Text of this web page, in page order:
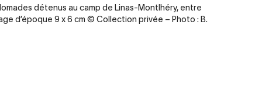
détenus au camp de Linas-Montlhéry, entre
d’époque 9 x 6 cm © Collection privée – Photo : B.